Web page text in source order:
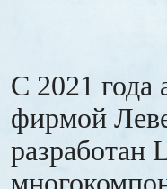
С 2021 года
фирмой
разработан